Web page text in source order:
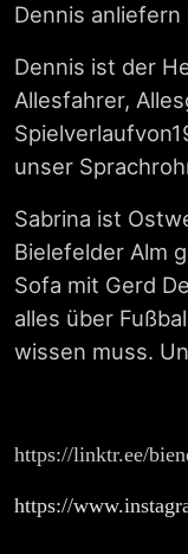
Dennis anliefern
Dennis ist der
Allesfahrer,
unser
Sabrina ist
Bielefelder Alm
Sofa mit Gerd
alles über
wissen muss.
https://linktr.ee/
https://